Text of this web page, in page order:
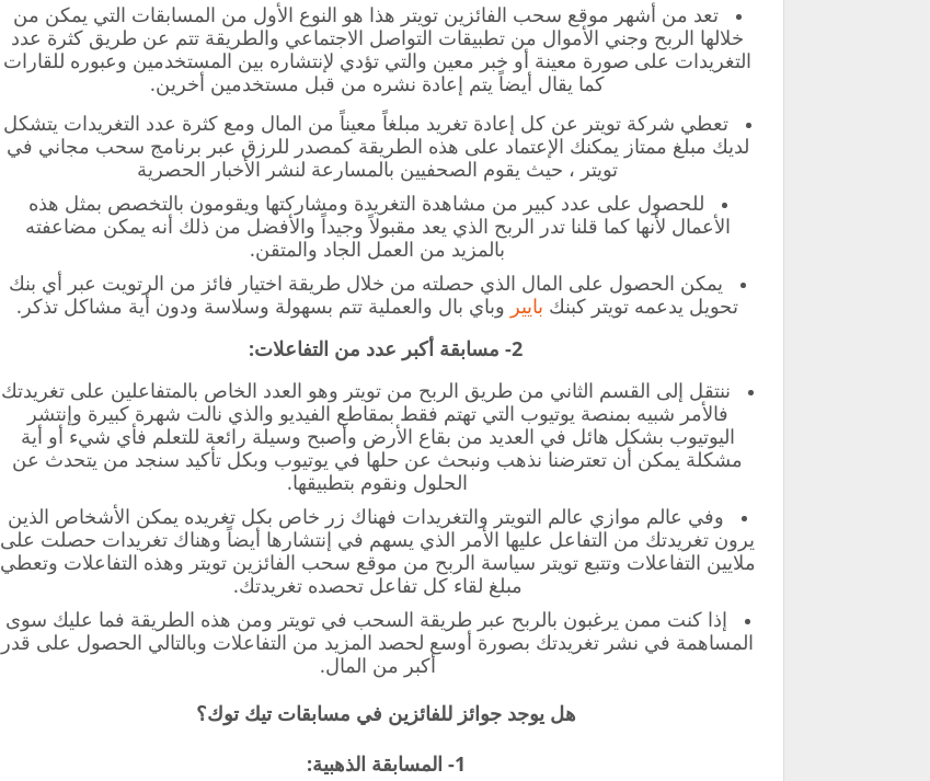
تعد من أشهر موقع سحب الفائزين تويتر هذا هو النوع الأول من المسابقات التي يمكن من
خلالها الربح وجني الأموال من تطبيقات التواصل الاجتماعي والطريقة تتم عن طريق كثرة عدد
التغريدات على صورة معينة أو خبر معين والتي تؤدي لإنتشاره بين المستخدمين وعبوره للقارات
كما يقال أيضاً يتم إعادة نشره من قبل مستخدمين أخرين.
تعطي شركة تويتر عن كل إعادة تغريد مبلغاً معيناً من المال ومع كثرة عدد التغريدات يتشكل
لديك مبلغ ممتاز يمكنك الإعتماد على هذه الطريقة كمصدر للرزق عبر برنامج سحب مجاني في
تويتر ، حيث يقوم الصحفيين بالمسارعة لنشر الأخبار الحصرية
للحصول على عدد كبير من مشاهدة التغريدة ومشاركتها ويقومون بالتخصص بمثل هذه
الأعمال لأنها كما قلنا تدر الربح الذي يعد مقبولاً وجيداً والأفضل من ذلك أنه يمكن مضاعفته
بالمزيد من العمل الجاد والمتقن.
يمكن الحصول على المال الذي حصلته من خلال طريقة اختيار فائز من الرتويت عبر أي بنك
تحويل يدعمه تويتر كبنك بايير وباي بال والعملية تتم بسهولة وسلاسة ودون أية مشاكل تذكر.
2- مسابقة أكبر عدد من التفاعلات:
ننتقل إلى القسم الثاني من طريق الربح من تويتر وهو العدد الخاص بالمتفاعلين على تغريدتك
فالأمر شبيه بمنصة يوتيوب التي تهتم فقط بمقاطع الفيديو والذي نالت شهرة كبيرة وإنتشر
اليوتيوب بشكل هائل في العديد من بقاع الأرض وأصبح وسيلة رائعة للتعلم فأي شيء أو أية
مشكلة يمكن أن تعترضنا نذهب ونبحث عن حلها في يوتيوب وبكل تأكيد سنجد من يتحدث عن
الحلول ونقوم بتطبيقها.
وفي عالم موازي عالم التويتر والتغريدات فهناك زر خاص بكل تغريده يمكن الأشخاص الذين
يرون تغريدتك من التفاعل عليها الأمر الذي يسهم في إنتشارها أيضاً وهناك تغريدات حصلت على
ملايين التفاعلات وتتبع تويتر سياسة الربح من موقع سحب الفائزين تويتر وهذه التفاعلات وتعطي
مبلغ لقاء كل تفاعل تحصده تغريدتك.
إذا كنت ممن يرغبون بالربح عبر طريقة السحب في تويتر ومن هذه الطريقة فما عليك سوى
المساهمة في نشر تغريدتك بصورة أوسع لحصد المزيد من التفاعلات وبالتالي الحصول على قدر
أكبر من المال.
هل يوجد جوائز للفائزين في مسابقات تيك توك؟
1- المسابقة الذهبية: